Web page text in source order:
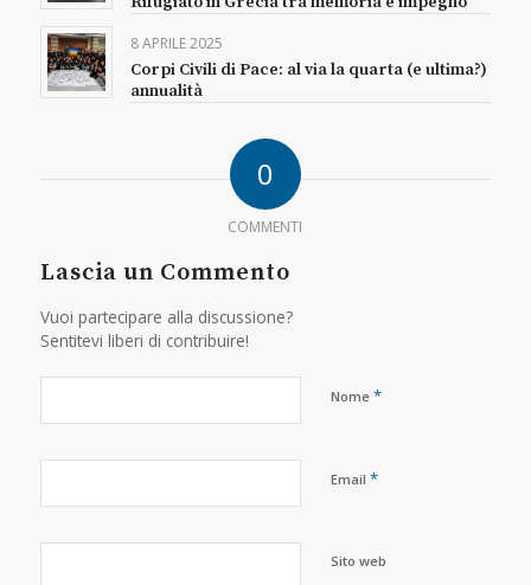
8 APRILE 2025
Corpi Civili di Pace: al via la quarta (e ultima?)
annualità
0
COMMENTI
Lascia un Commento
Vuoi partecipare alla discussione?
Sentitevi liberi di contribuire!
Nome *
Email *
Sito web